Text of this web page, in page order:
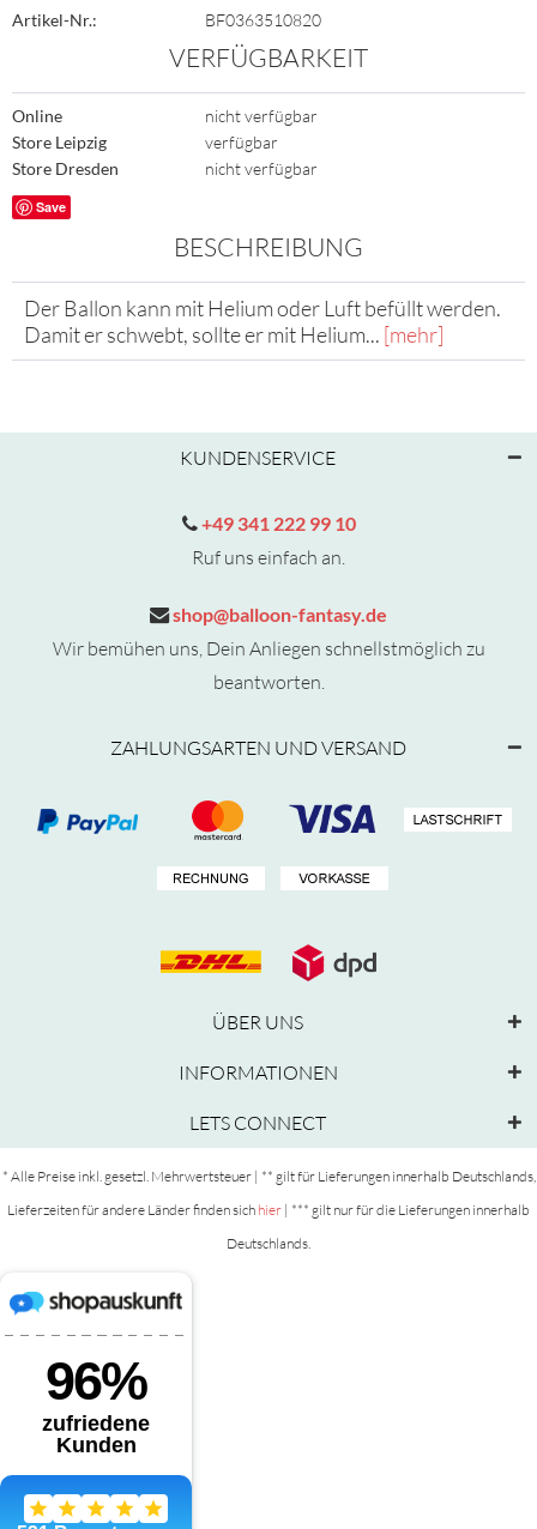
Artikel-Nr.: BF0363510820
VERFÜGBARKEIT
Online
nicht verfügbar
Store Leipzig
verfügbar
Store Dresden
nicht verfügbar
Save
BESCHREIBUNG
Der Ballon kann mit Helium oder Luft befüllt werden.
Damit er schwebt, sollte er mit Helium... [mehr]
KUNDENSERVICE
+49 341 222 99 10
Ruf uns einfach an.
shop@balloon-fantasy.de
Wir bemühen uns, Dein Anliegen schnellstmöglich zu
beantworten.
ZAHLUNGSARTEN UND VERSAND
ÜBER UNS
INFORMATIONEN
LETS CONNECT
* Alle Preise inkl. gesetzl. Mehrwertsteuer | ** gilt für Lieferungen innerhalb Deutschlands,
Lieferzeiten für andere Länder finden sich hier | *** gilt nur für die Lieferungen innerhalb
Deutschlands.